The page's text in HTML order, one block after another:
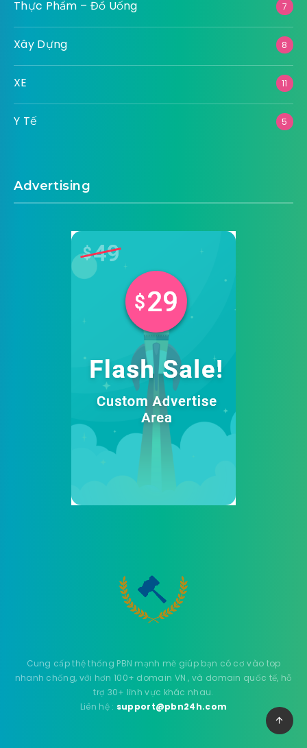
Thực Phẩm – Đồ Uống 7
Xây Dựng 8
XE 11
Y Tế 5
Advertising
Cung cấp thệ thống PBN mạnh mẽ giúp bạn có cơ vào top
nhanh chống, với hơn 100+ domain VN , và domain quốc tế, hỗ
trợ 30+ lĩnh vực khác nhau.
Liên hệ : support@pbn24h.com